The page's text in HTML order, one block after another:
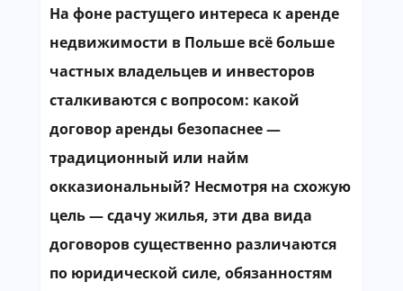
На фоне растущего интереса к аренде
недвижимости в Польше всё больше
частных владельцев и инвесторов
сталкиваются с вопросом: какой
договор аренды безопаснее —
традиционный или найм
окказиональный? Несмотря на схожую
цель — сдачу жилья, эти два вида
договоров существенно различаются
по юридической силе, обязанностям